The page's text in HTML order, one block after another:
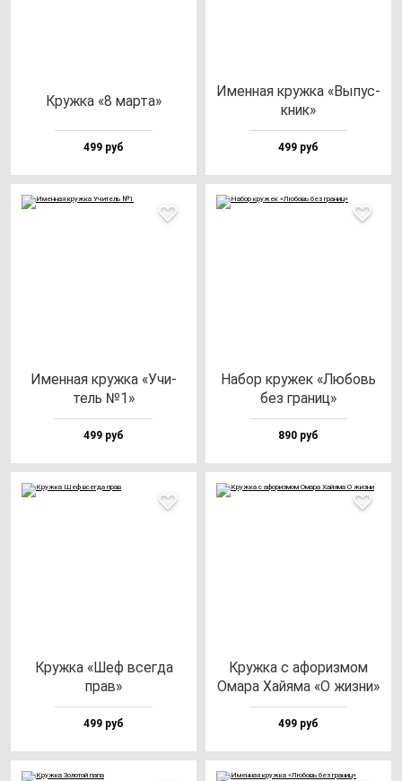
Круж­ка «8 мар­та»
499 руб
Имен­ная круж­ка «Выпус­
кник»
499 руб
Имен­ная круж­ка «Учи­
тель №1»
499 руб
Набор кру­жек «Любовь
без гра­ниц»
890 руб
Круж­ка «Шеф всег­да
прав»
499 руб
Круж­ка с афо­риз­мом
Ома­ра Хай­яма «О жиз­ни»
499 руб